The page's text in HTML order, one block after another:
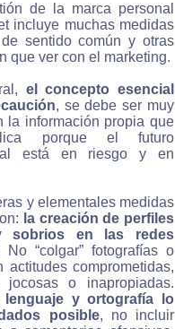
de la marca personal
incluye muchas medidas
sentido común y otras
que ver con el marketing.
el concepto esencial
, se debe ser muy
la información propia que
porque el futuro
está en riesgo y en
y elementales medidas
la creación de perfiles
sobrios en las redes
No “colgar” fotografías o
actitudes comprometidas,
jocosas o inapropiadas.
lenguaje y ortografía lo
posible, no incluir